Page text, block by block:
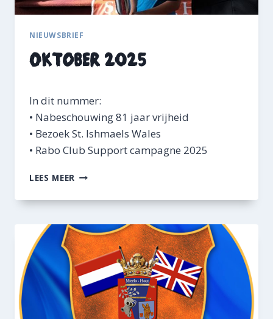
NIEUWSBRIEF
Oktober 2025
In dit nummer:
• Nabeschouwing 81 jaar vrijheid
• Bezoek St. Ishmaels Wales
• Rabo Club Support campagne 2025
LEES MEER O
T
B
E
R
2
0
2
5